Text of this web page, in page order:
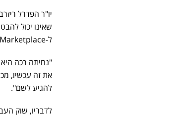
שאינו יכול
ל-Marketplace.
את זה עכשיו,
להגיע לשם".
לדבריו, שוק